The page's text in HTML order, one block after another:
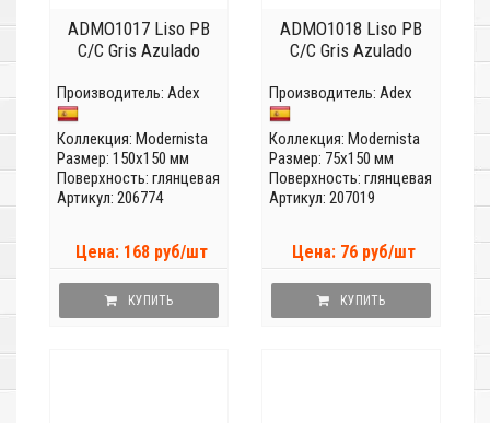
ADMO1017 Liso PB
C/C Gris Azulado
Производитель: Adex
Коллекция: Modernista
Размер: 150x150 мм
Поверхность: глянцевая
Артикул: 206774
Цена: 168 руб/шт
КУПИТЬ
ADMO1018 Liso PB
C/C Gris Azulado
Производитель: Adex
Коллекция: Modernista
Размер: 75x150 мм
Поверхность: глянцевая
Артикул: 207019
Цена: 76 руб/шт
КУПИТЬ